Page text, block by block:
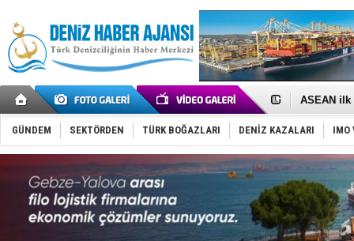
D-Marin,
ASEAN ilk
TAYK -
İstanbul
Tersane
İngiliz
FESCO,
DESE,
35 milyon
GÜNDEM SEKTÖRDEN TÜRK BOĞAZLARI DENİZ KAZALARI IMO